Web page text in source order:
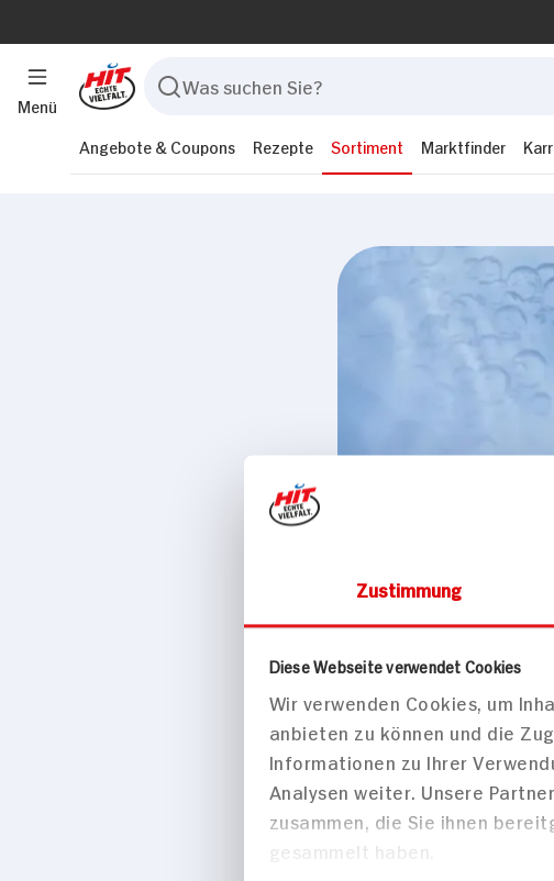
Zustimmung
Wir verwenden Cookies, um
anbieten zu können und die
Informationen zu Ihrer
Analysen weiter. Unsere
zusammen, die Sie ihnen
Menü
Angebote & Coupons Rezepte Sortiment Marktfinder
CD Duschgel